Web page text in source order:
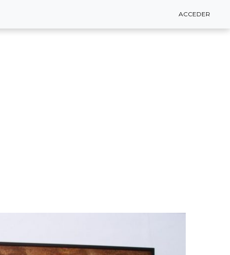
ACCEDER
ACCEDER